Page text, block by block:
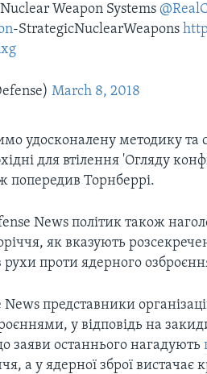
Weapon Systems
-StrategicNuclearWeapons
March 8, 2018
удосконалену методику та
для втілення 'Огляду
Торнберрі.
News політик також
як вказують
рухи проти ядерного
представники
у відповідь на
заяви останнього нагадують
а у ядерної зброї вистачає